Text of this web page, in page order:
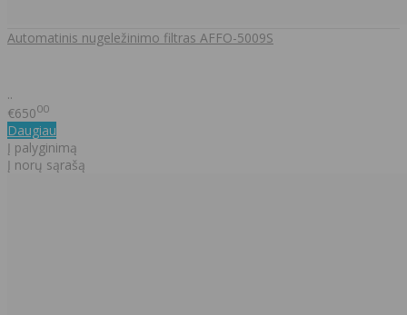
Automatinis nugeležinimo filtras AFFO-5009S
..
€65000
Daugiau
Į palyginimą
Į norų sąrašą